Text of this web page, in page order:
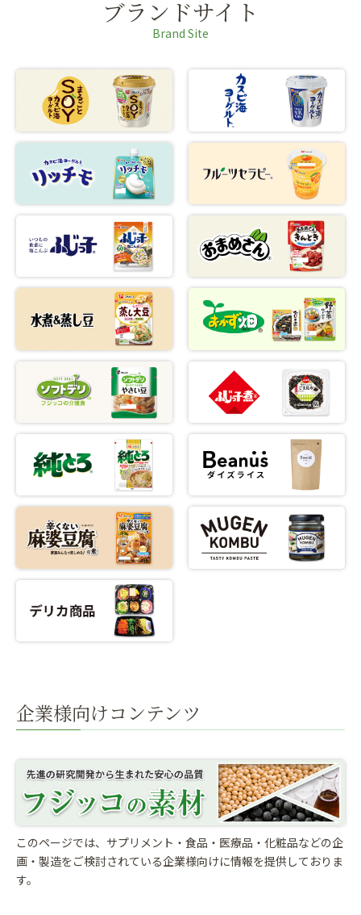
ブランドサイト
Brand Site
企業様向けコンテンツ
このページでは、サプリメント・食品・医療品・化粧品などの企
画・製造をご検討されている企業様向けに情報を提供しておりま
す。